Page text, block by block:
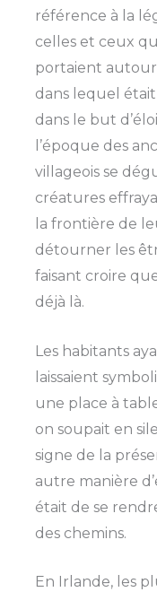
référence à la
celles et ceux
portaient
dans lequel
dans le but
l’époque des
villageois se
créatures
la frontière de
détourner les
faisant croire
déjà là.
Les habitants
laissaient
une place à
on soupait en
signe de la
autre manière
était de se
des chemins.
En Irlande, les